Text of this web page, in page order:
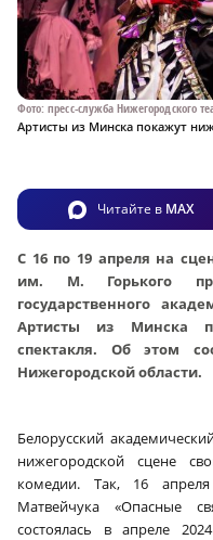
Фото: пресс-служба Нижегородского
Артисты из Минска покажут
Читайте в MAX
С 16 по 19 апреля на
им. М. Горького
государственного
Артисты из Минска
спектакля. Об этом
Нижегородской области.
Белорусский
нижегородской сцене
комедии. Так, 16
Матвейчука «Опасные
состоялась в апреле